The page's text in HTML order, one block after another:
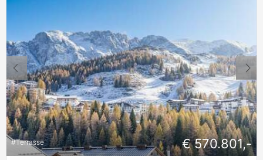
#Terrasse € 570.801,-